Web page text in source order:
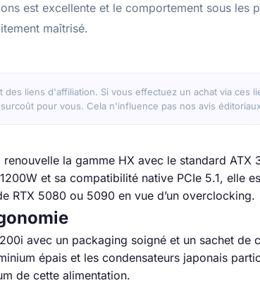
est excellente et le comportement sous les
maîtrisé.
des liens d'affiliation. Si vous effectuez un achat via ces
pour vous. Cela n'influence pas nos avis
la gamme HX avec le standard ATX
et sa compatibilité native PCIe 5.1, elle
RTX 5080 ou 5090 en vue d’un overclocking.
avec un packaging soigné et un sachet de
épais et les condensateurs japonais
de cette alimentation.